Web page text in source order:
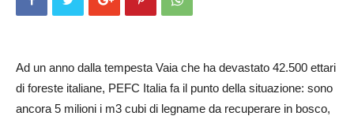
Ad un anno dalla tempesta Vaia che ha devastato 42.500 ettari
di foreste italiane, PEFC Italia fa il punto della situazione: sono
ancora 5 milioni i m3 cubi di legname da recuperare in bosco,